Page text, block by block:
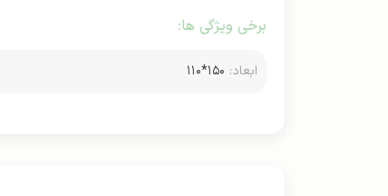
برخی ویژگی ها:
ابعاد: ۱۵۰*۱۱۰